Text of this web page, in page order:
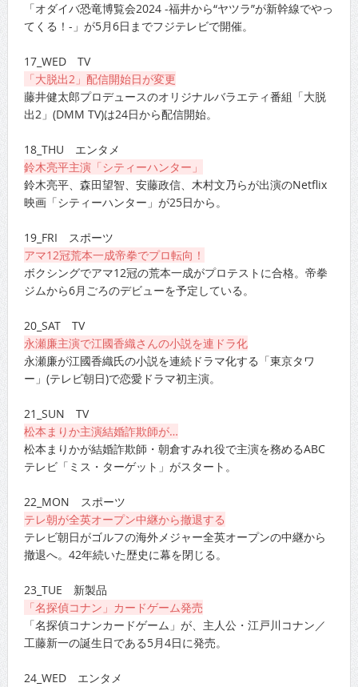
「オダイバ恐竜博覧会2024 -福井から“ヤツラ”が新幹線でやっ
てくる！-」が5月6日までフジテレビで開催。
17_WED TV
「大脱出2」配信開始日が変更
藤井健太郎プロデュースのオリジナルバラエティ番組「大脱
出2」(DMM TV)は24日から配信開始。
18_THU エンタメ
鈴木亮平主演「シティーハンター」
鈴木亮平、森田望智、安藤政信、木村文乃らが出演のNetflix
映画「シティーハンター」が25日から。
19_FRI スポーツ
アマ12冠荒本一成帝拳でプロ転向！
ボクシングでアマ12冠の荒本一成がプロテストに合格。帝拳
ジムから6月ごろのデビューを予定している。
20_SAT TV
永瀬廉主演で江國香織さんの小説を連ドラ化
永瀬廉が江國香織氏の小説を連続ドラマ化する「東京タワ
ー」(テレビ朝日)で恋愛ドラマ初主演。
21_SUN TV
松本まりか主演結婚詐欺師が…
松本まりかが結婚詐欺師・朝倉すみれ役で主演を務めるABC
テレビ「ミス・ターゲット」がスタート。
22_MON スポーツ
テレ朝が全英オープン中継から撤退する
テレビ朝日がゴルフの海外メジャー全英オープンの中継から
撤退へ。42年続いた歴史に幕を閉じる。
23_TUE 新製品
「名探偵コナン」カードゲーム発売
「名探偵コナンカードゲーム」が、主人公・江戸川コナン／
工藤新一の誕生日である5月4日に発売。
24_WED エンタメ